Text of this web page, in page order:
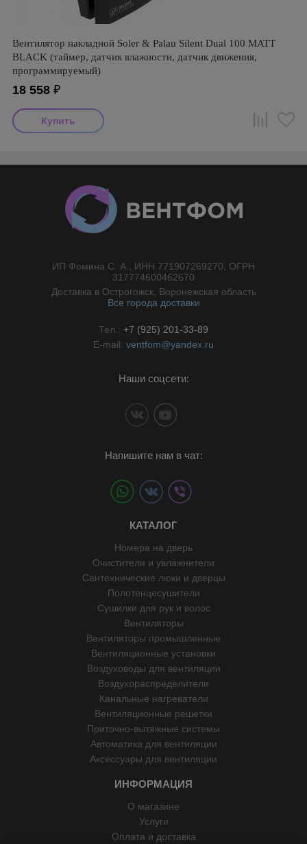
Вентилятор накладной Soler & Palau Silent Dual 100 MATT
BLACK (таймер, датчик влажности, датчик движения,
программируемый)
18 558 ₽
ИП Фомина С. А., ИНН 771907269270, ОГРН
317774600462670
Доставка в Острогожск, Воронежская область
Все города доставки
Тел.: +7 (925) 201-33-89
E-mail: ventfom@yandex.ru
Наши соцсети:
Напишите нам в чат:
КАТАЛОГ
Номера на дверь
Очистители и увлажнители
Сантехнические люки и дверцы
Полотенцесушители
Сушилки для рук и волос
Вентиляторы
Вентиляторы промышленные
Вентиляционные установки
Воздуховоды для вентиляции
Воздухораспределители
Канальные нагреватели
Вентиляционные решетки
Приточно-вытяжные системы
Автоматика для вентиляции
Аксессуары для вентиляции
ИНФОРМАЦИЯ
О магазине
Услуги
Оплата и доставка